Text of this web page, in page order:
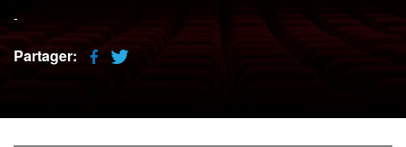
-
Partager: